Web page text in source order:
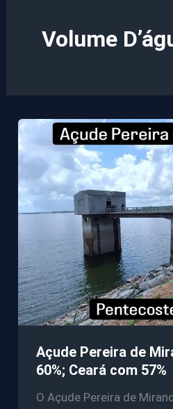
Volume
Açude Pereira de
60%; Ceará com 57%
O Açude Pereira de